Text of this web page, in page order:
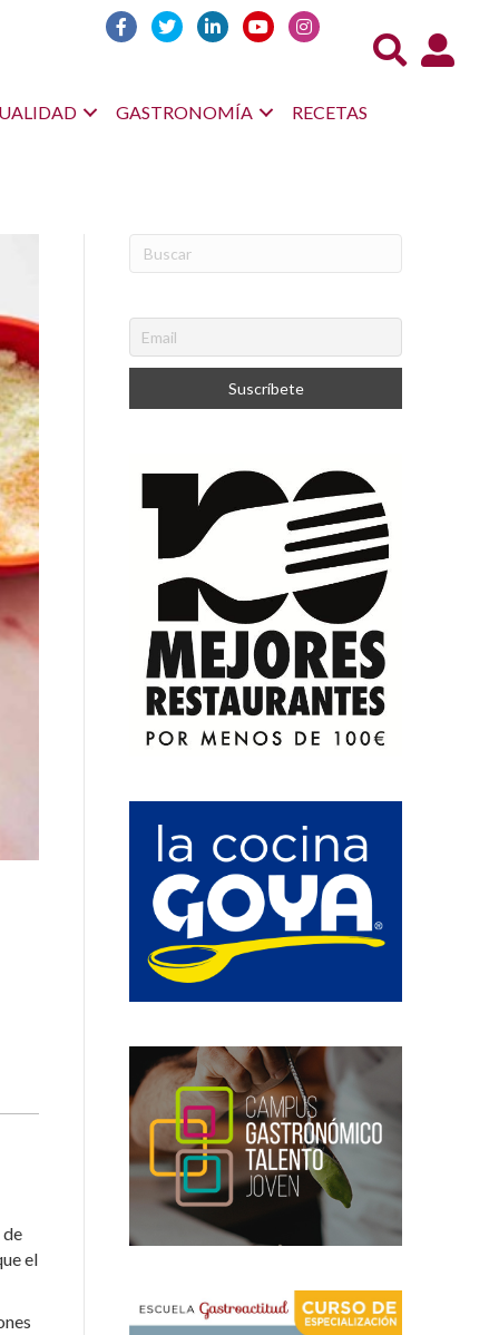
Acceso
GASTRONOMÍA RECETAS
de
el